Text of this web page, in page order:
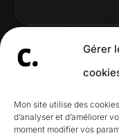
Gérer
Mon site utilise des
d’analyser et d’améliorer
moment modifier vos